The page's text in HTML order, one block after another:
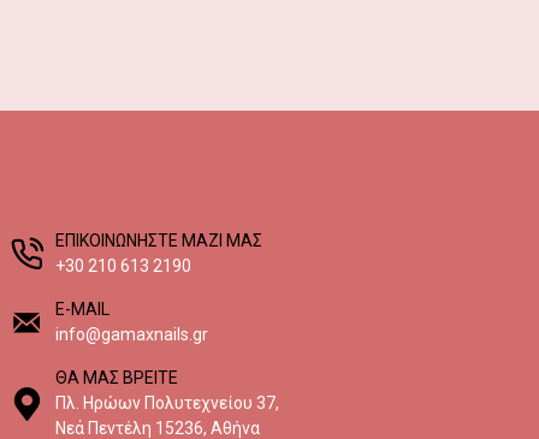
EΠΙΚΟΙΝΩΝΗΣΤΕ ΜΑΖΙ ΜΑΣ
+30 210 613 2190
E-MAIL
info@gamaxnails.gr
ΘΑ ΜΑΣ ΒΡΕΙΤΕ
Πλ. Ηρώων Πολυτεχνείου 37,
Νεά Πεντέλη 15236, Αθήνα